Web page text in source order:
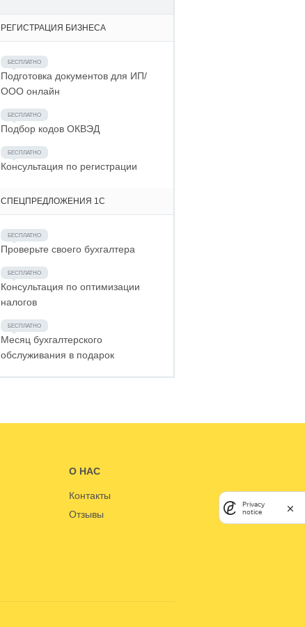
РЕГИСТРАЦИЯ БИЗНЕСА
Подготовка документов для ИП/
ООО онлайн
Подбор кодов ОКВЭД
Консультация по регистрации
СПЕЦПРЕДЛОЖЕНИЯ 1С
Проверьте своего бухгалтера
Консультация по оптимизации
налогов
Месяц бухгалтерского
обслуживания в подарок
О НАС
Контакты
Отзывы
Privacy
notice